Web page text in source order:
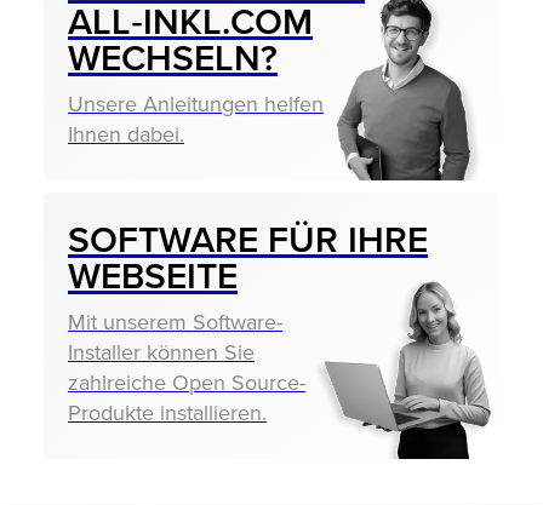
ALL‑INKL.COM
WECHSELN?
Unsere Anleitungen helfen
Ihnen dabei.
SOFTWARE FÜR IHRE
WEBSEITE
Mit unserem Software-
Installer können Sie
zahlreiche Open Source-
Produkte installieren.